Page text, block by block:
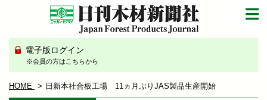
電子版ログイン
※会員の方はこちらから
HOME 日新本社合板工場 11ヵ月ぶりJAS製品生産開始